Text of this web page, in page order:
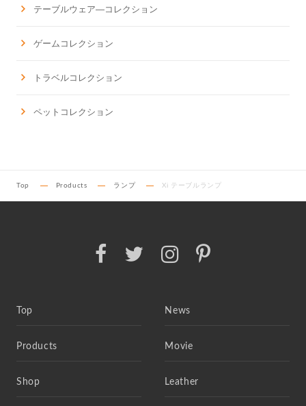
テーブルウェア―コレクション
ゲームコレクション
トラベルコレクション
ペットコレクション
Top Products ランプ Xi テーブルランプ
Top News
Products Movie
Shop Leather